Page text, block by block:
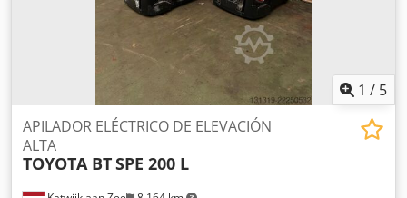
1 / 5
APILADOR ELÉCTRICO DE ELEVACIÓN
ALTA
TOYOTA BTSPE 200 L